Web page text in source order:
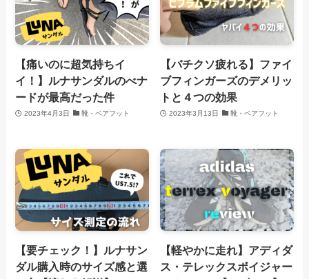
【痛いのに超気持ちイ
イ！】ルナサンダルのべナ
ードが最高だった件
2023年4月3日 靴・ベアフット
【バチクソ疲れる】ファイ
ブフィンガーズのデメリッ
トと４つの効果
2023年3月13日 靴・ベアフット
【要チェック！】ルナサン
ダル購入時のサイズ感と選
【軽やかに走れ】アディダ
ス・テレックスボイジャー